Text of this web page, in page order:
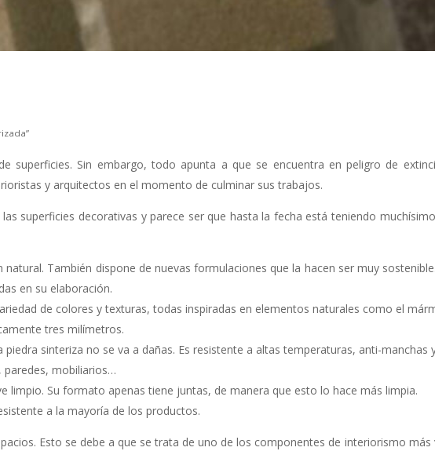
Sin embargo, todo apunta a que se encuentra en peligro de
y arquitectos en el momento de culminar sus trabajos.
superficies decorativas y parece ser que hasta la fecha está teniendo
También dispone de nuevas formulaciones que la hacen ser muy
en su elaboración.
de colores y texturas, todas inspiradas en elementos naturales como el
tres milímetros.
sinteriza no se va a dañas. Es resistente a altas temperaturas, anti-manchas
paredes, mobiliarios…
limpio. Su formato apenas tiene juntas, de manera que esto lo hace más limpia.
a la mayoría de los productos.
Esto se debe a que se trata de uno de los componentes de interiorismo